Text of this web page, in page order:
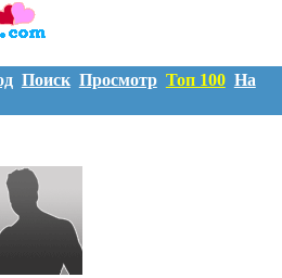
Поиск Просмотр Топ 100 На